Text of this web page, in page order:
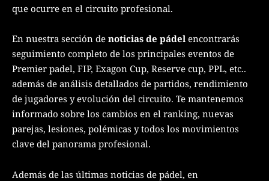
que ocurre en el circuito profesional.
En nuestra sección de noticias de pádel encontrarás
seguimiento completo de los principales eventos de
Premier padel, FIP, Exagon Cup, Reserve cup, PPL, etc..
además de análisis detallados de partidos, rendimiento
de jugadores y evolución del circuito. Te mantenemos
informado sobre los cambios en el ranking, nuevas
parejas, lesiones, polémicas y todos los movimientos
clave del panorama profesional.
Además de las últimas noticias de pádel, en